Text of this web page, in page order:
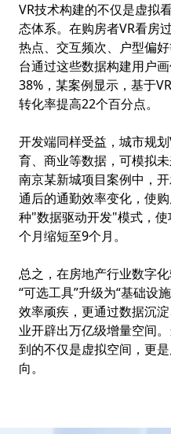
VR技术构建的不仅是虚拟
态体系。在购房者VR看房
热点、交互频次、户型偏
台通过这些数据构建用户
38%，某案例显示，基于
转化率提高22个百分点。
开发端同样受益，城市规
育、商业等数据，可模拟
南京某新城项目案例中，
通后的通勤效率变化，使
种"数据驱动开发"模式，
个月缩短至9个月。
总之，在房地产行业数字
“可选工具”升级为“基础设
效率顽疾，更通过数据沉
业开辟出万亿级增量空间
到的不仅是虚拟空间，更
向。